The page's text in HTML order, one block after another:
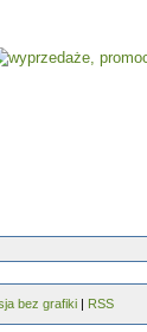
bez grafiki | RSS